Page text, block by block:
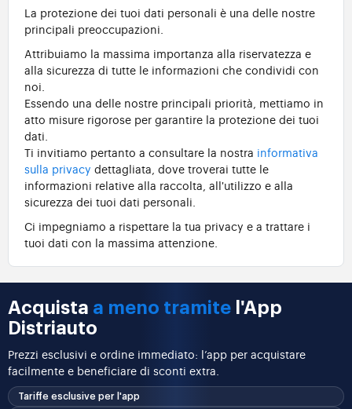
La protezione dei tuoi dati personali è una delle nostre
principali preoccupazioni.
Attribuiamo la massima importanza alla riservatezza e
alla sicurezza di tutte le informazioni che condividi con
noi.
Essendo una delle nostre principali priorità, mettiamo in
atto misure rigorose per garantire la protezione dei tuoi
dati.
Ti invitiamo pertanto a consultare la nostra informativa
sulla privacy dettagliata, dove troverai tutte le
informazioni relative alla raccolta, all'utilizzo e alla
sicurezza dei tuoi dati personali.
Ci impegniamo a rispettare la tua privacy e a trattare i
tuoi dati con la massima attenzione.
Acquista a meno tramite l'App
Distriauto
Prezzi esclusivi e ordine immediato: l’app per acquistare
facilmente e beneficiare di sconti extra.
Tariffe esclusive per l'app